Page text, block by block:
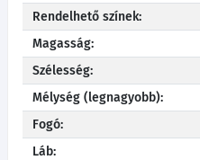
Rendelhető színek:
Magasság:
Szélesség:
Mélység (legnagyobb):
Fogó:
Láb: